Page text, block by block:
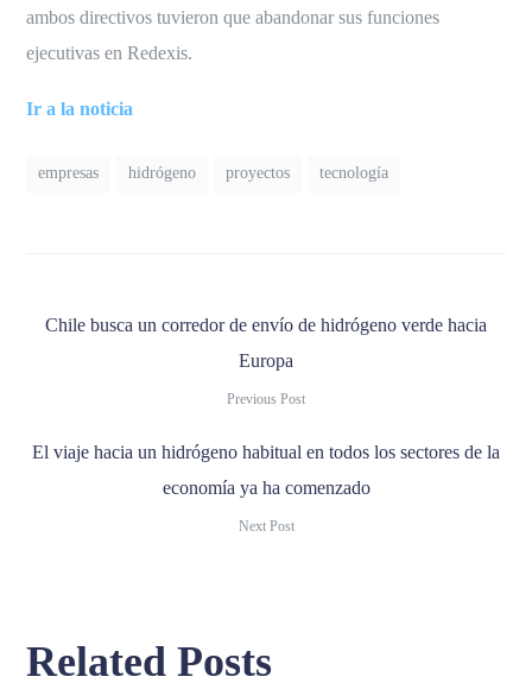
ambos directivos tuvieron que abandonar sus funciones
ejecutivas en Redexis.
Ir a la noticia
empresas hidrógeno proyectos tecnología
Chile busca un corredor de envío de hidrógeno verde hacia
Europa
Previous Post
El viaje hacia un hidrógeno habitual en todos los sectores de la
economía ya ha comenzado
Next Post
Related Posts